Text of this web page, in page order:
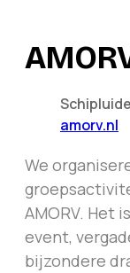
amorv.nl
We
AMORV. Het
event,
bijzondere